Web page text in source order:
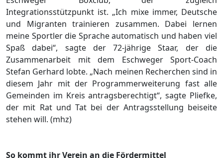
Integrationsstützpunkt ist. „Ich mixe immer, Deutsche
und Migranten trainieren zusammen. Dabei lernen
meine Sportler die Sprache automatisch und haben viel
Spaß dabei“, sagte der 72-jährige Staar, der die
Zusammenarbeit mit dem Eschweger Sport-Coach
Stefan Gerhard lobte. „Nach meinen Recherchen sind in
diesem Jahr mit der Programmerweiterung fast alle
Gemeinden im Kreis antragsberechtigt“, sagte Pliefke,
der mit Rat und Tat bei der Antragsstellung beiseite
stehen will. (mhz)
So kommt ihr Verein an die Fördermittel